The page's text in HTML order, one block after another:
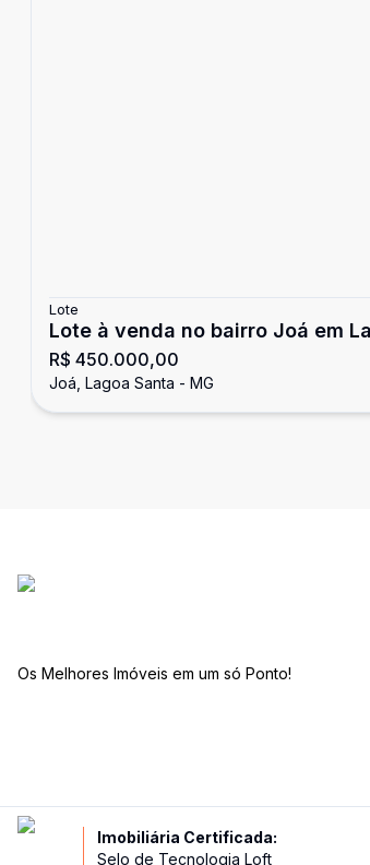
Lote
Lote à venda no bairro Joá em
Santa/MG
R$ 450.000,00
Joá, Lagoa Santa - MG
Os Melhores Imóveis em um só Ponto!
Imobiliária Certificada:
Selo de Tecnologia Loft